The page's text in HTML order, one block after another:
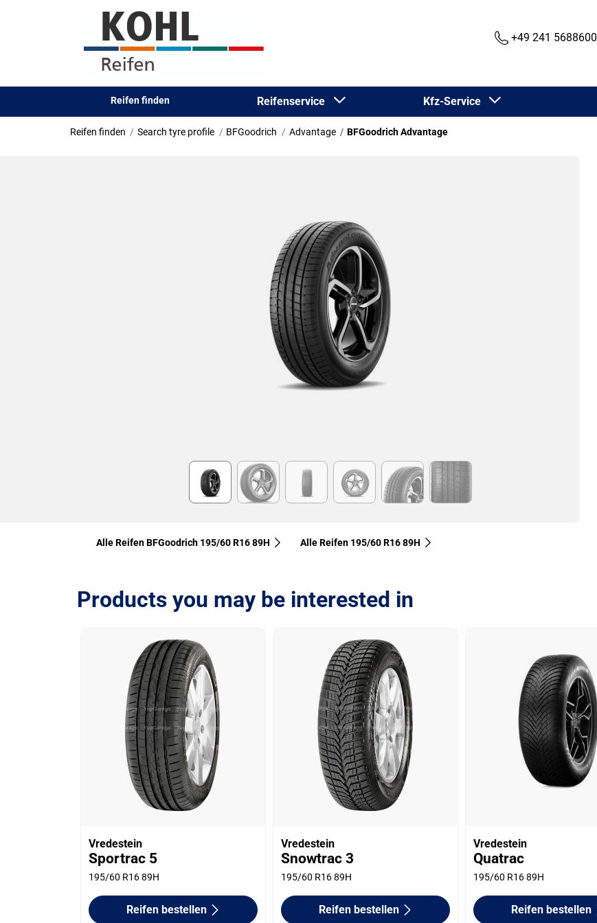
+49 241 5688600
Reifen finden Reifenservice Kfz-Service
Reifen finden Search tyre profile BFGoodrich Advantage BFGoodrich Advantage
Alle Reifen BFGoodrich 195/60 R16 89H Alle Reifen‎ 195/60 R16 89H
Products you may be interested in
Vredestein
Sportrac 5
195/60 R16 89H
Reifen bestellen
Vredestein
Snowtrac 3
195/60 R16 89H
Reifen bestellen
Vredestein
Quatrac
195/60 R16 89H
Reifen bestellen